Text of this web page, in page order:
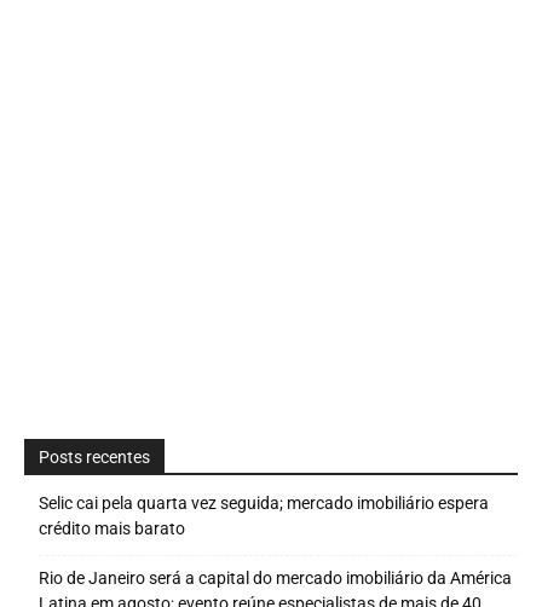
Posts recentes
Selic cai pela quarta vez seguida; mercado imobiliário espera
crédito mais barato
Rio de Janeiro será a capital do mercado imobiliário da América